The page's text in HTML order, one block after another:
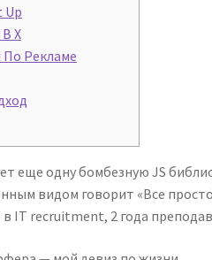
Up
X
Рекламе
еще одну бомбезную JS
видом говорит «Все
IT recruitment, 2 года